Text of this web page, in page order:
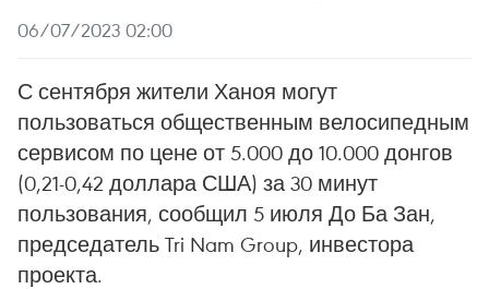
06/07/2023 02:00
С сентября жители Ханоя могут
пользоваться общественным велосипедным
сервисом по цене от 5.000 до 10.000 донгов
(0,21-0,42 доллара США) за 30 минут
пользования, сообщил 5 июля До Ба Зан,
председатель Tri Nam Group, инвестора
проекта.